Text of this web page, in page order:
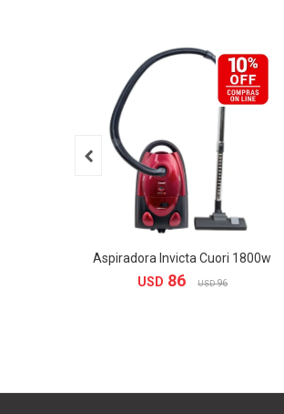
Aspiradora Invicta Cuori 1800w
USD 86 USD 96
